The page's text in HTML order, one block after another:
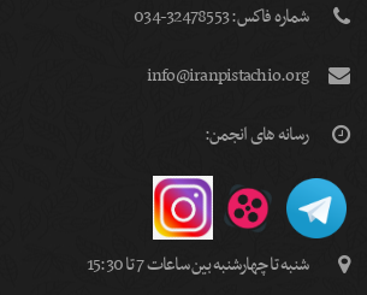
شماره فاكس: 32478553-034
info@iranpistachio.org
رسانه های انجمن:
شنبه تا چهارشنبه بین ساعات 7 تا 15:30